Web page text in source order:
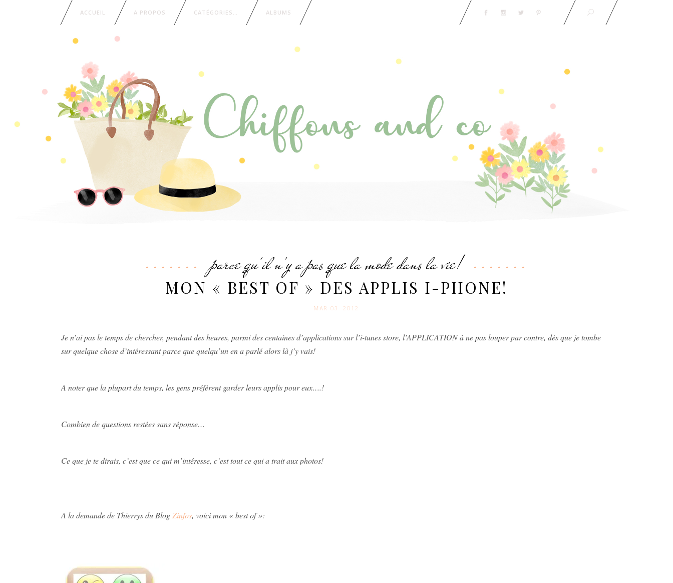
ACCUEIL A PROPOS CATÉGORIES… ALBUMS
parce qu'il n'y a pas que la mode dans la vie!
MON « BEST OF » DES APPLIS I-PHONE!
MAR 03. 2012
Je n’ai pas le temps de chercher, pendant des heures, parmi des centaines d’applications sur l’i-tunes store, l’APPLICATION à ne pas louper par contre, dès que je tombe
sur quelque chose d’intéressant parce que quelqu’un en a parlé alors là j’y vais!
A noter que la plupart du temps, les gens préfèrent garder leurs applis pour eux….!
Combien de questions restées sans réponse…
Ce que je te dirais, c’est que ce qui m’intéresse, c’est tout ce qui a trait aux photos!
A la demande de Thierrys du Blog Zinfos, voici mon « best of »: